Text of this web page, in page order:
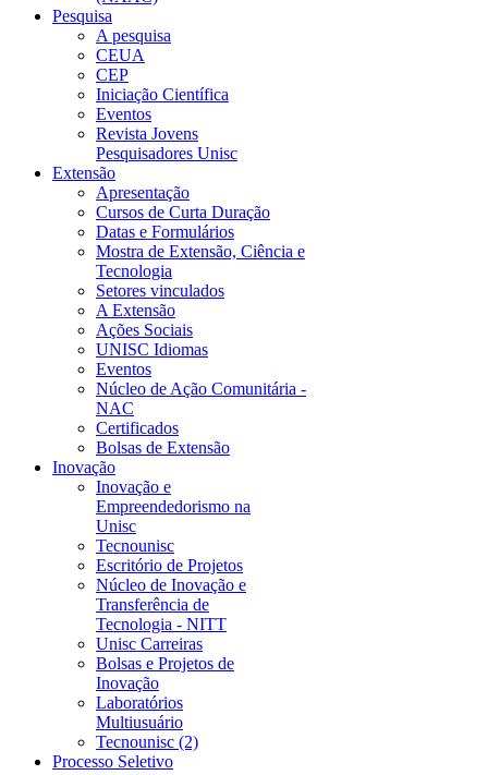
Pesquisa
A pesquisa
CEUA
CEP
Iniciação Científica
Eventos
Revista Jovens
Pesquisadores Unisc
Extensão
Apresentação
Cursos de Curta Duração
Datas e Formulários
Mostra de Extensão, Ciência e
Tecnologia
Setores vinculados
A Extensão
Ações Sociais
UNISC Idiomas
Eventos
Núcleo de Ação Comunitária -
NAC
Certificados
Bolsas de Extensão
Inovação
Inovação e
Empreendedorismo na
Unisc
Tecnounisc
Escritório de Projetos
Núcleo de Inovação e
Transferência de
Tecnologia - NITT
Unisc Carreiras
Bolsas e Projetos de
Inovação
Laboratórios
Multiusuário
Tecnounisc (2)
Processo Seletivo